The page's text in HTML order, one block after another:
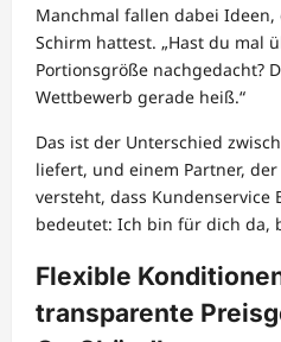
Manchmal fallen dabei
Schirm hattest. „Hast du mal
Portionsgröße nachgedacht?
Wettbewerb gerade heiß.“
Das ist der Unterschied
liefert, und einem Partner,
versteht, dass Kundenservice
bedeutet: Ich bin für dich da,
Flexible
transparente